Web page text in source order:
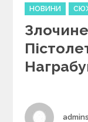
C
a
t
e
g
o
s
НОВИНИ
Author
admins